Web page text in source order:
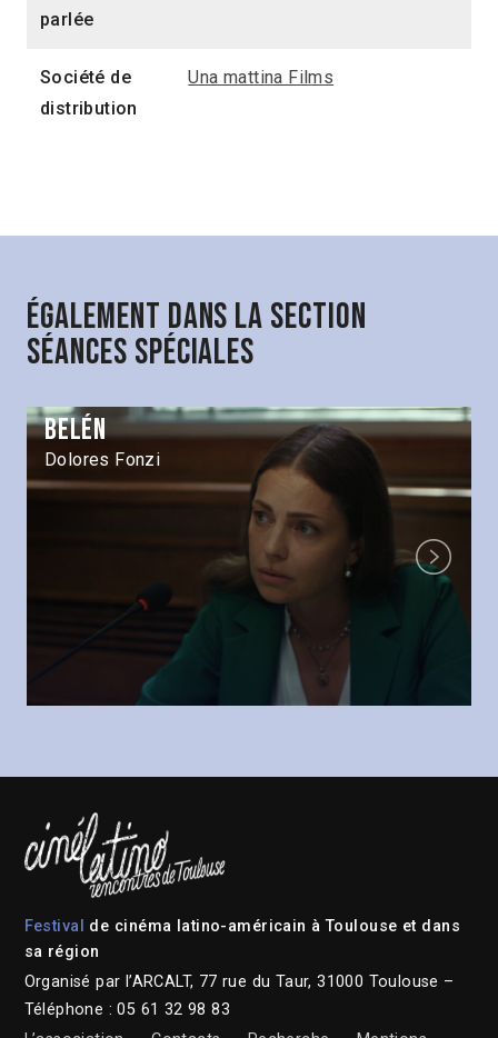
parlée
Société de
distribution
Una mattina Films
Également dans la section
Séances spéciales
Belén
Dolores Fonzi
Next
Festival de cinéma latino-américain à Toulouse et dans
sa région
Organisé par l’ARCALT, 77 rue du Taur, 31000 Toulouse –
Téléphone : 05 61 32 98 83